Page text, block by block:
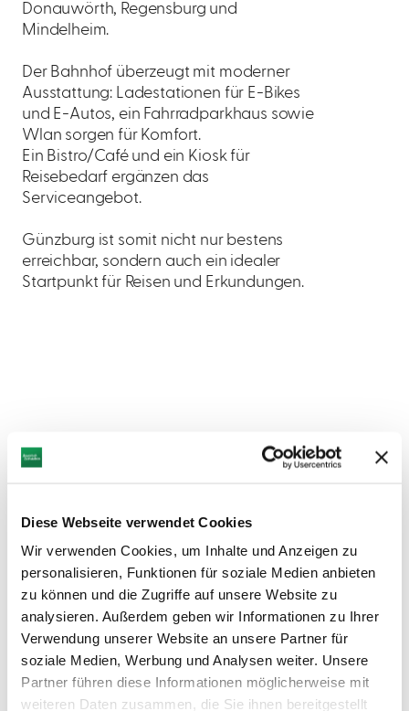
Diese Webseite verwendet Cookies
Wir verwenden Cookies, um Inhalte und Anzeigen zu
personalisieren, Funktionen für soziale Medien anbieten
zu können und die Zugriffe auf unsere Website zu
analysieren. Außerdem geben wir Informationen zu Ihrer
Verwendung unserer Website an unsere Partner für
soziale Medien, Werbung und Analysen weiter. Unsere
Partner führen diese Informationen möglicherweise mit
weiteren Daten zusammen, die Sie ihnen bereitgestellt
Donauwörth, Regensburg und
Mindelheim.
Der Bahnhof überzeugt mit moderner
Ausstattung: Ladestationen für E-Bikes
und E-Autos, ein Fahrradparkhaus sowie
Wlan sorgen für Komfort.
Ein Bistro/Café und ein Kiosk für
Reisebedarf ergänzen das
Serviceangebot.
Günzburg ist somit nicht nur bestens
erreichbar, sondern auch ein idealer
Startpunkt für Reisen und Erkundungen.